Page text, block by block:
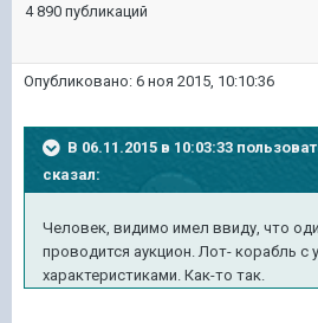
4 890 публикаций
Опубликовано: 6 ноя 2015, 10:10:36
В 06.11.2015 в 10:03:33
сказал:
Человек, видимо имел ввиду, что
проводится аукцион. Лот- корабль с
характеристиками. Как-то так.